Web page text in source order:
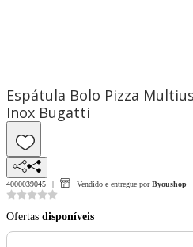
Espátula Bolo Pizza
Inox Bugatti
4000039045 Vendido e entregue por Byoushop
Ofertas disponíveis